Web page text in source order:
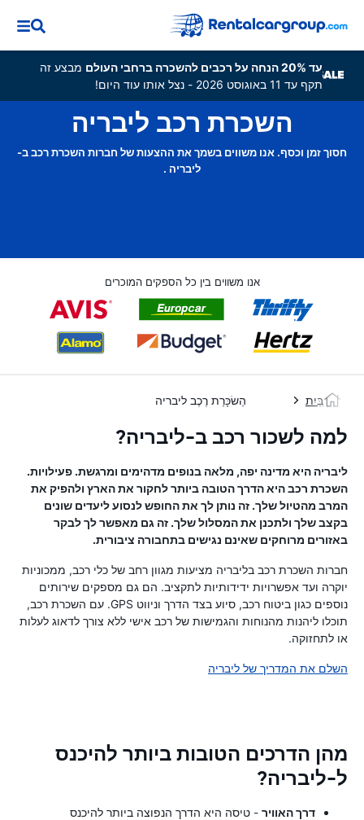
עד 20% הנחה על רכבים להשכרה ברחבי העולם
מבצע זה
תקף עד 11 באוגוסט 2026 - נצל אותו עוד היום!
השכרת רכב ליבריה
חסוך זמן וכסף. אנו משווים בשמך את ההצעות של חברות השכרת רכב ב-
ליבריה .
אנו משווים בין כל הספקים המוכרים
בַּיִת הַשׂכָּרַת רֶכֶב ליבריה
למה לשכור רכב ב-ליבריה?
ליבריה היא מדינה יפה, מלאה בנופים מדהימים ומרגשת. פעילויות.
השכרת רכב היא הדרך הטובה ביותר לחקור את הארץ ולהפיק את
המרב מהטיול שלך. זה נותן לך את החופש לנסוע ליעדים שונים
בקצב שלך ולתכנן את המסלול שלך. זה גם מאפשר לך לבקר
באזורים מרוחקים שאינם נגישים בתחבורה ציבורית.
חברות השכרת רכב בליבריה מציעות מגוון רחב של כלי רכב, ממכוניות
יוקרה ועד אפשרויות ידידותיות לתקציב. הם גם מספקים שירותים
נוספים כגון ביטוח רכב, סיוע בצד הדרך וניווט GPS. עם השכרת רכב,
תוכלו ליהנות מהנוחות והגמישות של רכב אישי ללא צורך לדאוג לעלות
או לתחזוקה.
השלם את המדריך של ליבריה
מהן הדרכים הטובות ביותר להיכנס
ל-ליבריה?
דרך האוויר - טיסה היא הדרך הנפוצה ביותר להיכנס